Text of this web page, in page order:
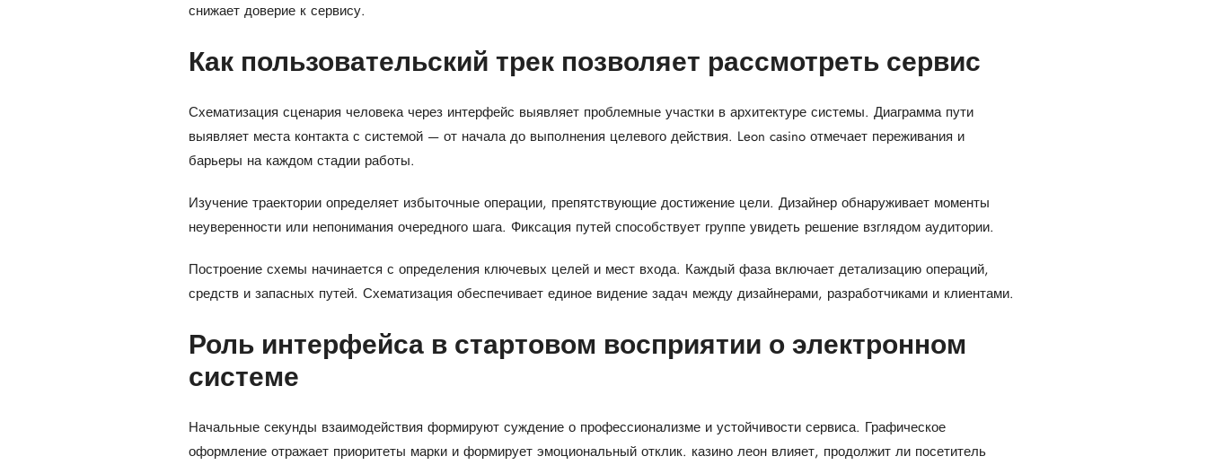
снижает доверие к сервису.
Как пользовательский трек позволяет рассмотреть сервис
Схематизация сценария человека через интерфейс выявляет проблемные участки в архитектуре системы. Диаграмма пути
выявляет места контакта с системой — от начала до выполнения целевого действия. Leon casino отмечает переживания и
барьеры на каждом стадии работы.
Изучение траектории определяет избыточные операции, препятствующие достижение цели. Дизайнер обнаруживает моменты
неуверенности или непонимания очередного шага. Фиксация путей способствует группе увидеть решение взглядом аудитории.
Построение схемы начинается с определения ключевых целей и мест входа. Каждый фаза включает детализацию операций,
средств и запасных путей. Схематизация обеспечивает единое видение задач между дизайнерами, разработчиками и клиентами.
Роль интерфейса в стартовом восприятии о электронном
системе
Начальные секунды взаимодействия формируют суждение о профессионализме и устойчивости сервиса. Графическое
оформление отражает приоритеты марки и формирует эмоциональный отклик. казино леон влияет, продолжит ли посетитель